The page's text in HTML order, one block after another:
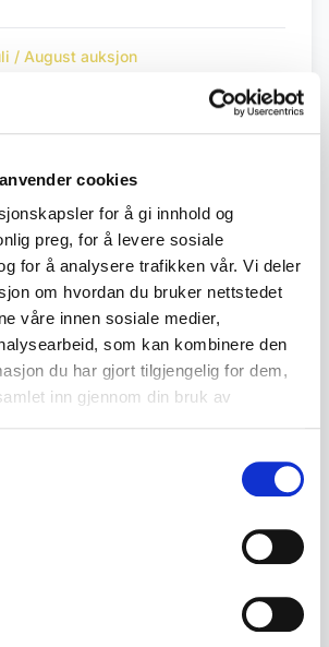
cookies
for å gi innhold og
preg, for å levere sosiale
for å analysere trafikken vår. Vi deler
om hvordan du bruker nettstedet
våre innen sosiale medier,
som kan kombinere den
du har gjort tilgjengelig for dem,
inn gjennom din bruk av
/ August auksjon
i messing med stilisert
fot
tallet